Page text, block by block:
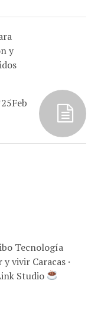
y
Tecnología
vivir Caracas ·
Studio